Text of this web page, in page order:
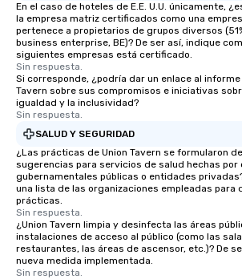
En el caso de hoteles de E.E. U.U. únicamente,
la empresa matriz certificados como una
pertenece a propietarios de grupos diversos
business enterprise, BE)? De ser así, indique
siguientes empresas está certificado.
Sin respuesta.
Si corresponde, ¿podría dar un enlace al informe
Tavern sobre sus compromisos e iniciativas
igualdad y la inclusividad?
Sin respuesta.
SALUD Y SEGURIDAD
¿Las prácticas de Union Tavern se formularon
sugerencias para servicios de salud hechas por
gubernamentales públicas o entidades
una lista de las organizaciones empleadas para
prácticas.
Sin respuesta.
¿Union Tavern limpia y desinfecta las áreas
instalaciones de acceso al público (como las
restaurantes, las áreas de ascensor, etc.)? De
nueva medida implementada.
Sin respuesta.